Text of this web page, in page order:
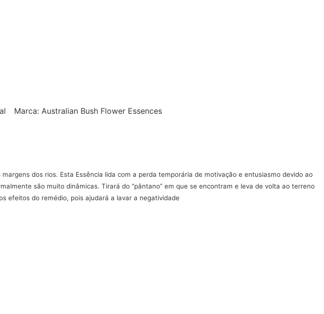
Marca: Australian Bush Flower Essences
dos rios. Esta Essência lida com a perda temporária de motivação e entusiasmo devido ao
são muito dinâmicas. Tirará do “pântano” em que se encontram e leva de volta ao terreno
efeitos do remédio, pois ajudará a lavar a negatividade